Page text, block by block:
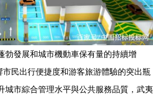
勃發展和城市機動車保有量的持續增
市民出行便捷度和游客旅游體驗的突出瓶
城市綜合管理水平與公共服務品質，武夷